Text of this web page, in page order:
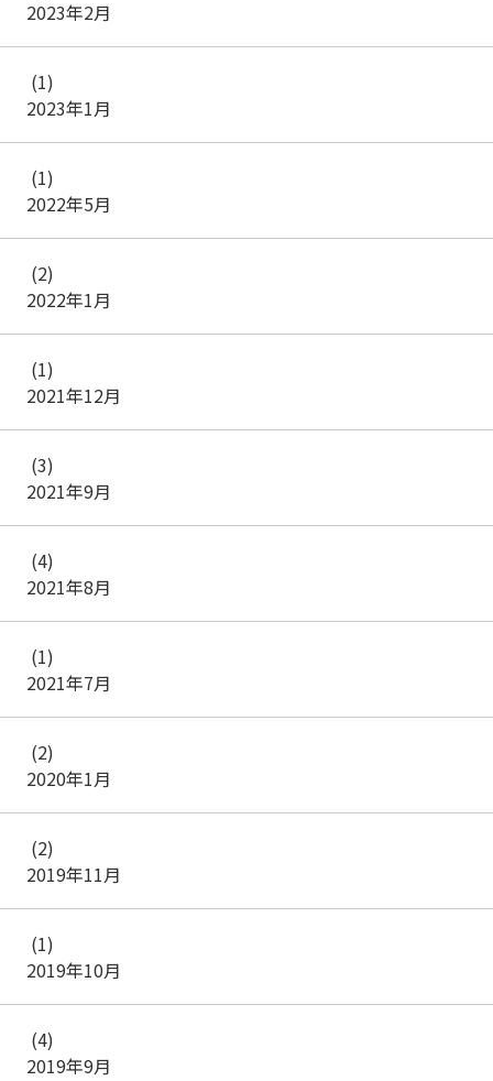
2023年2月
2023年1月
(1)
2022年5月
(1)
2022年1月
(2)
2021年12月
(1)
2021年9月
(3)
2021年8月
(4)
2021年7月
(1)
2020年1月
(2)
2019年11月
(2)
2019年10月
(1)
2019年9月
(4)